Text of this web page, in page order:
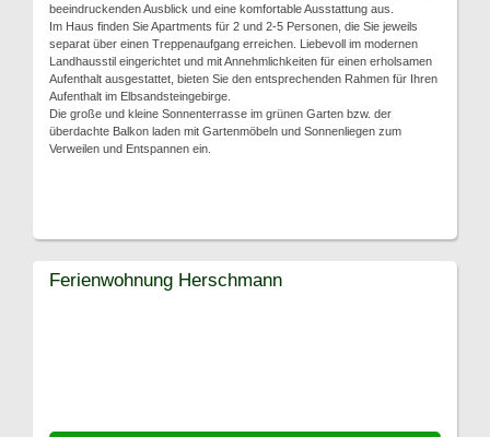
beeindruckenden Ausblick und eine komfortable Ausstattung aus.
Im Haus finden Sie Apartments für 2 und 2-5 Personen, die Sie jeweils
separat über einen Treppenaufgang erreichen. Liebevoll im modernen
Landhausstil eingerichtet und mit Annehmlichkeiten für einen erholsamen
Aufenthalt ausgestattet, bieten Sie den entsprechenden Rahmen für Ihren
Aufenthalt im Elbsandsteingebirge.
Die große und kleine Sonnenterrasse im grünen Garten bzw. der
überdachte Balkon laden mit Gartenmöbeln und Sonnenliegen zum
Verweilen und Entspannen ein.
Ferienwohnung Herschmann